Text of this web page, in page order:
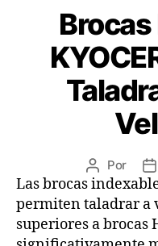
Por
Las brocas
permiten taladrar a
superiores a brocas